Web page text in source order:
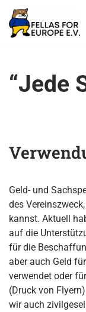
Zum
“Jede
Geld- und
des
kannst. Aktuell
auf die
für die
aber auch Geld
verwendet oder
(Druck von
wir auch